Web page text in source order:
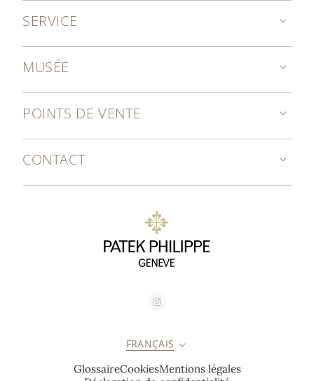
SERVICE
MUSÉE
POINTS DE VENTE
CONTACT
FRANÇAIS
GlossaireCookiesMentions légales